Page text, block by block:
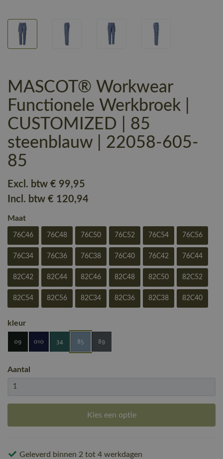
MASCOT® Workwear
Functionele Werkbroek |
CUSTOMIZED | 85
steenblauw | 22058-605-
85
Excl. btw € 99,95
Incl. btw € 120,94
Maat
76C46 76C48 76C50 76C52 76C54 76C56
76C34 76C36 76C38 76C40 76C42 76C44
82C42 82C44 82C46 82C48 82C50 82C52
82C54 82C56 82C34 82C36 82C38 82C40
kleur
Aantal
Kies een optie
Geleverd binnen 2 tot 4 werkdagen